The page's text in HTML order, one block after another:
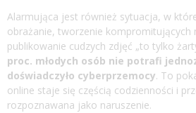
Alarmująca jest również sytuacja, w
obrażanie, tworzenie kompromitujących
publikowanie cudzych zdjęć „to tylko
proc. młodych osób nie potrafi
doświadczyło cyberprzemocy. To
online staje się częścią codzienności i
rozpoznawana jako naruszenie.